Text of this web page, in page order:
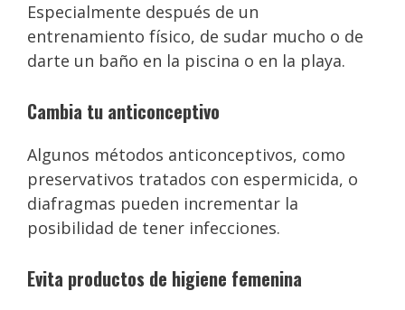
Especialmente después de un
entrenamiento físico, de sudar mucho o de
darte un baño en la piscina o en la playa.
Cambia tu anticonceptivo
Algunos métodos anticonceptivos, como
preservativos tratados con espermicida, o
diafragmas pueden incrementar la
posibilidad de tener infecciones.
Evita productos de higiene femenina